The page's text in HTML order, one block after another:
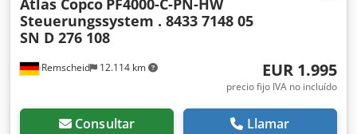
Remscheid 12.114 km
Atlas Copco PF4000-C-PN-HW
Steuerungssystem . 8433 7148 05
SN D 276 108
EUR 1.995
precio fijo IVA no incluído
Consultar Llamar